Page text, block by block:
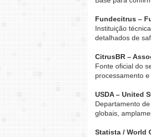
Fundecitrus –
Instituição
detalhados de
CitrusBR –
Fonte oficial do
processamento
USDA – United
Departamento
globais,
Statista / World